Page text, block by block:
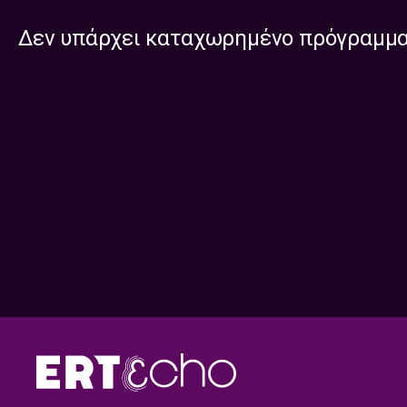
Δεν υπάρχει καταχωρημένο